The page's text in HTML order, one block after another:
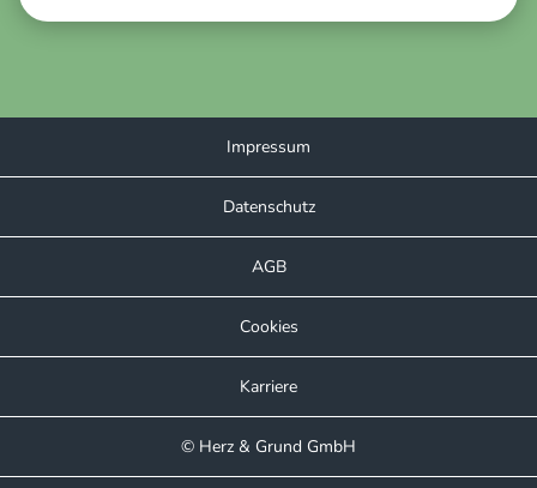
Impressum
Datenschutz
AGB
Cookies
Karriere
© Herz & Grund GmbH